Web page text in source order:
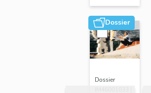
Dossier
Dossier